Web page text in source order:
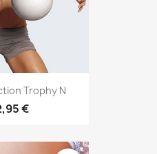
Trophy N
€